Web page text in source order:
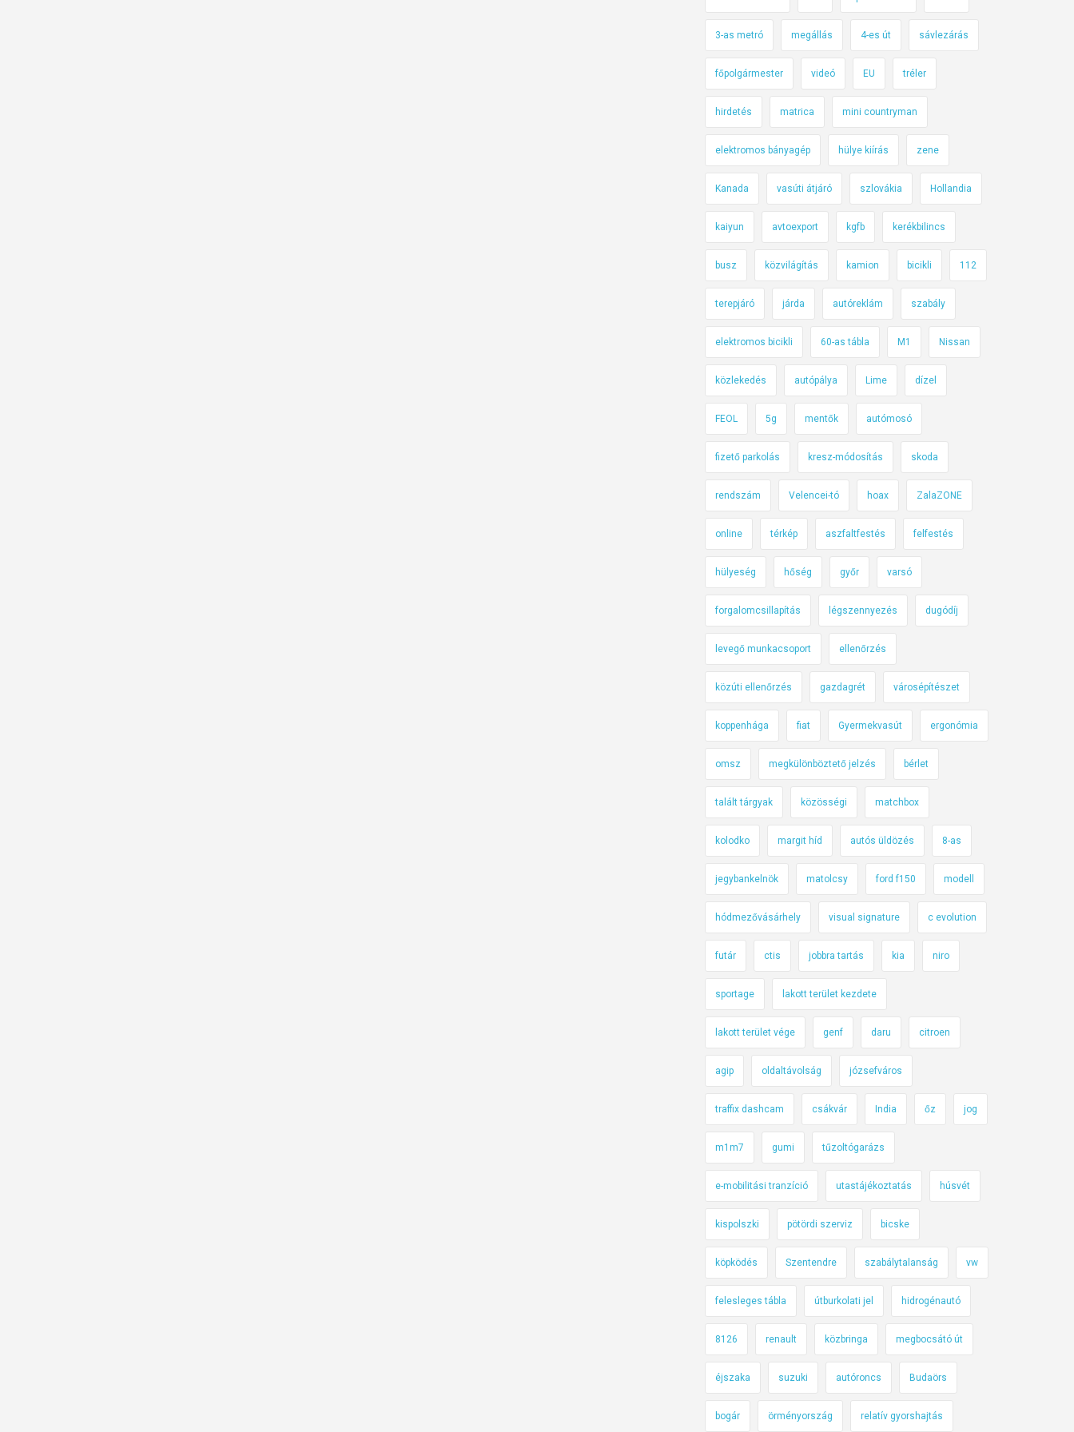
3-as metró megállás 4-es út sávlezárás
főpolgármester videó EU tréler
hirdetés matrica mini countryman
elektromos bányagép hülye kiírás zene
Kanada vasúti átjáró szlovákia Hollandia
kaiyun avtoexport kgfb kerékbilincs
busz közvilágítás kamion bicikli 112
terepjáró járda autóreklám szabály
elektromos bicikli 60-as tábla M1 Nissan
közlekedés autópálya Lime dízel
FEOL 5g mentők autómosó
fizető parkolás kresz-módosítás skoda
rendszám Velencei-tó hoax ZalaZONE
online térkép aszfaltfestés felfestés
hülyeség hőség győr varsó
forgalomcsillapítás légszennyezés dugódíj
levegő munkacsoport ellenőrzés
közúti ellenőrzés gazdagrét városépítészet
koppenhága fiat Gyermekvasút ergonómia
omsz megkülönböztető jelzés bérlet
talált tárgyak közösségi matchbox
kolodko margit híd autós üldözés 8-as
jegybankelnök matolcsy ford f150 modell
hódmezővásárhely visual signature c evolution
futár ctis jobbra tartás kia niro
sportage lakott terület kezdete
lakott terület vége genf daru citroen
agip oldaltávolság józsefváros
traffix dashcam csákvár India őz jog
m1m7 gumi tűzoltógarázs
e-mobilitási tranzíció utastájékoztatás húsvét
kispolszki pötördi szerviz bicske
köpködés Szentendre szabálytalanság vw
felesleges tábla útburkolati jel hidrogénautó
8126 renault közbringa megbocsátó út
éjszaka suzuki autóroncs Budaörs
bogár örményország relatív gyorshajtás